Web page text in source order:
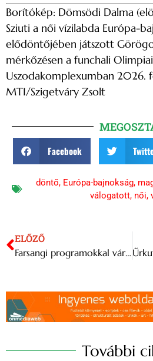
Borítókép: Dömsödi Dalma
Sziuti a női vízilabda Európa-
elődöntőjében játszott
mérkőzésen a funchali Olimpiai
Uszodakomplexumban 2026.
MTI/Szigetváry Zsolt
Facebook
döntő, Európa-bajnokság,
válogatott, női,
ELŐZŐ
Farsangi programokkal várja látogatóit a Néprajzi Múzeum
További